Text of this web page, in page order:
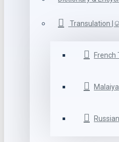
Transulation |
French